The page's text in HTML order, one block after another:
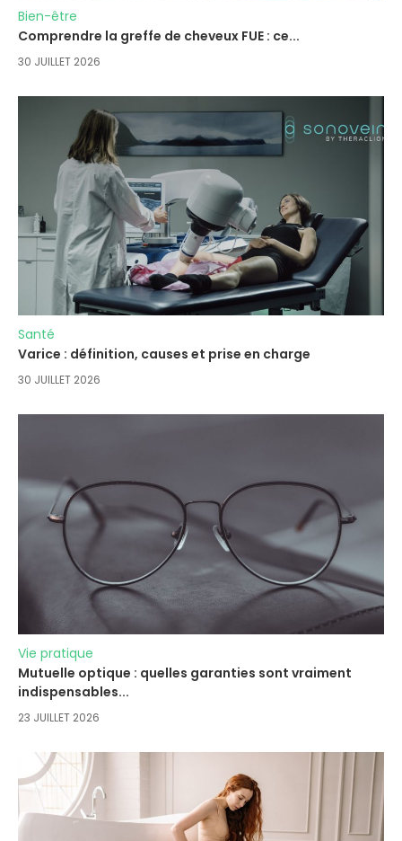
Bien-être
Comprendre la greffe de cheveux FUE : ce...
30 JUILLET 2026
Santé
Varice : définition, causes et prise en charge
30 JUILLET 2026
Vie pratique
Mutuelle optique : quelles garanties sont vraiment
indispensables...
23 JUILLET 2026